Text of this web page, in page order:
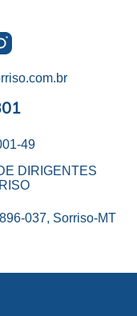
49
DIRIGENTES
037, Sorriso-MT